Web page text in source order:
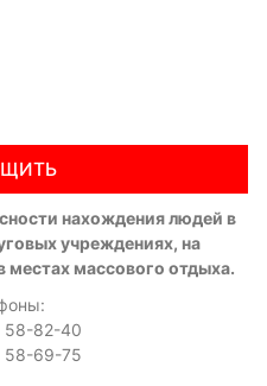
нахождения людей в
учреждениях, на
местах массового отдыха.
58-82-40
58-69-75